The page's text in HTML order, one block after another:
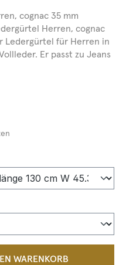
cognac 35 mm
Herren, cognac
Ledergürtel für Herren in
Er passt zu Jeans
den
WARENKORB